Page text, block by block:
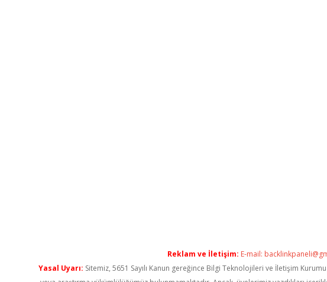
Reklam ve İletişim: E-mail:
Yasal Uyarı: Sitemiz, 5651 Sayılı Kanun gereğince Bilgi Teknolojileri ve İletişim